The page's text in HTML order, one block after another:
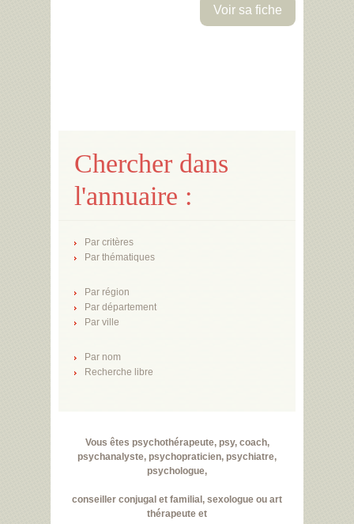
Voir sa fiche
Chercher dans
l'annuaire :
Par critères
Par thématiques
Par région
Par département
Par ville
Par nom
Recherche libre
Vous êtes psychothérapeute, psy, coach,
psychanalyste, psychopraticien, psychiatre,
psychologue,
conseiller conjugal et familial, sexologue ou art
thérapeute et